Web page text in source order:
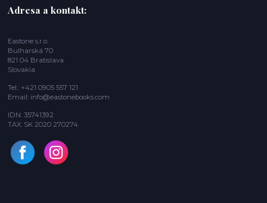
Adresa a kontakt:
Eastone s.r.o.
Bulharská 70
821 04 Bratislava
Slovakia
Tel.: +421 0905 557 121
Email: info@eastonebooks.com
IDN: 35741392
TAX: SK 2020 270274